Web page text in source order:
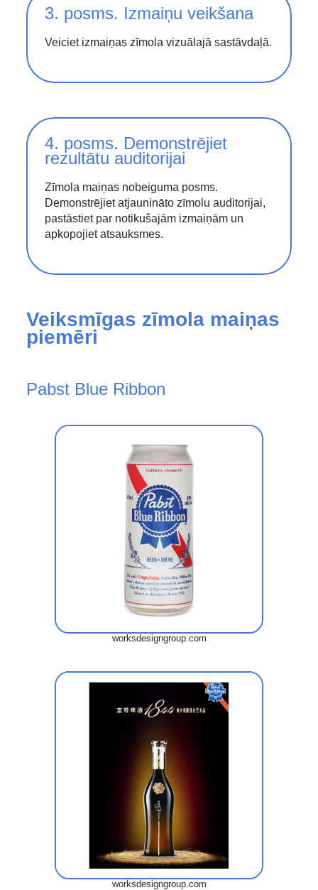
3. posms. Izmaiņu veikšana
Veiciet izmaiņas zīmola vizuālajā sastāvdaļā.
4. posms. Demonstrējiet
rezultātu auditorijai
Zīmola maiņas nobeiguma posms.
Demonstrējiet atjaunināto zīmolu auditorijai,
pastāstiet par notikušajām izmaiņām un
apkopojiet atsauksmes.
Veiksmīgas zīmola maiņas
piemēri
Pabst Blue Ribbon
worksdesigngroup.com
worksdesigngroup.com